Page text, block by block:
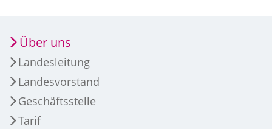
Über uns
Landesleitung
Landesvorstand
Geschäftsstelle
Tarif